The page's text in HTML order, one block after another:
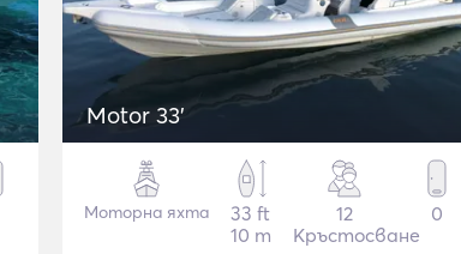
Motor 33'
Моторна яхта
33 ft
10 m
12
Кръстосване
0